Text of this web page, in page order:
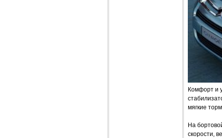
Комфорт и
мягкие
На
скорости,